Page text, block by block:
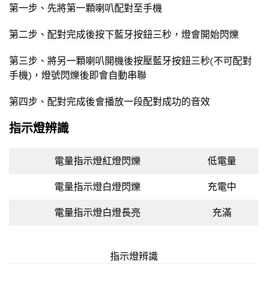
第一步、先將第一顆喇叭配對至手機
第二步、配對完成後按下藍牙按鈕三秒，燈會開始閃爍
第三步、將另一顆喇叭開機後按壓藍牙按鈕三秒(不可配對
手機)，燈號閃爍後即會自動串聯
第四步、配對完成後會播放一段配對成功的音效
指示燈辨識
電量指示燈紅燈閃爍 低電量
電量指示燈白燈閃爍 充電中
電量指示燈白燈長亮 充滿
指示燈辨識